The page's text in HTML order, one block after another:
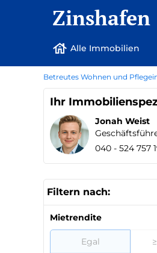
Zinshafen
Alle Immobilien
Betreutes Wohnen und
Ihr
Jonah Weist
040 - 524 757
Filtern nach:
Mietrendite
Egal